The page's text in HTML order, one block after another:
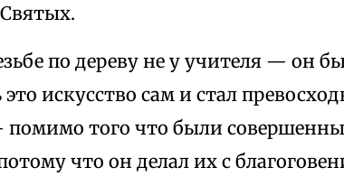
по дереву не у учителя — он
это искусство сам и стал
помимо того что были
что он делал их с